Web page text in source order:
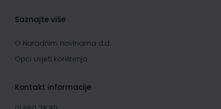
Saznajte više
O Narodnim novinama d.d.
Opći uvjeti korištenja
Kontakt informacije